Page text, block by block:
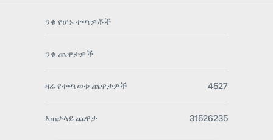
ንቁ የሆኑ ተጫዎቾች
ንቁ ጨዋታዎች
ዛሬ የተጫወቱ ጨዋታዎች 4527
አጠቃላይ ጨዋታ 31526235